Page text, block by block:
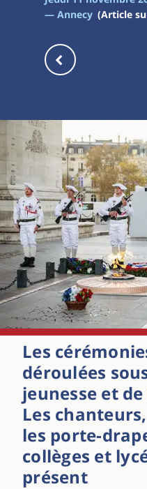
— Annecy (Article
Les
déroulées
jeunesse et
Les
les porte-
collèges et
présent